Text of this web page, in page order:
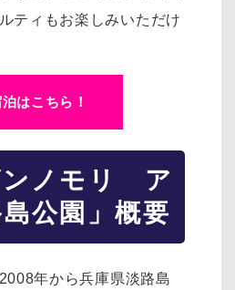
ティもお楽しみいただけ
はこちら！
ンノモリ ア
公園」概要
年から兵庫県淡路島